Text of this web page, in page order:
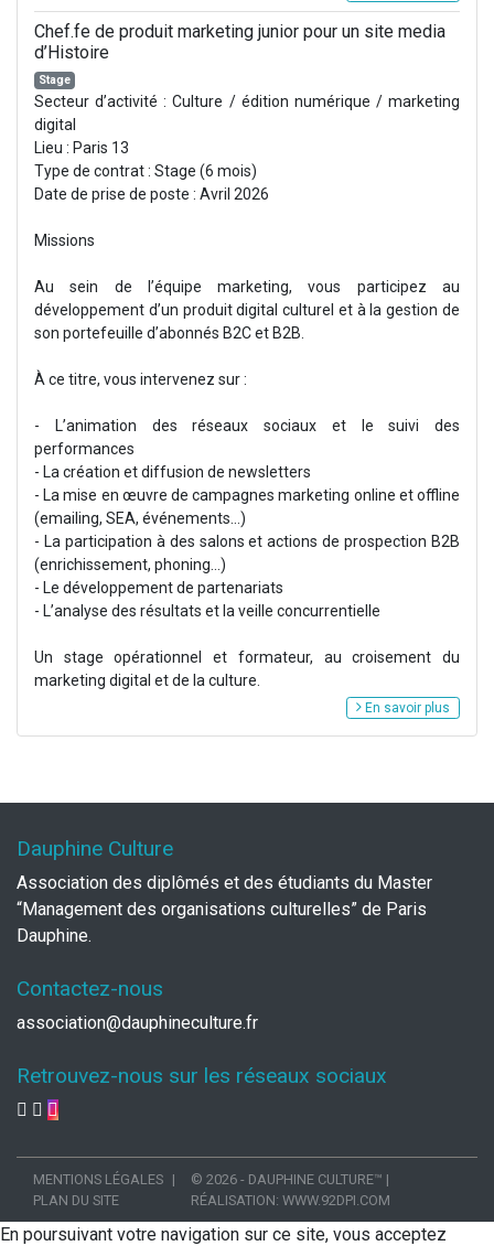
Chef.fe de produit marketing junior pour un site media
d’Histoire
Stage
Secteur d’activité : Culture / édition numérique / marketing
digital
Lieu : Paris 13
Type de contrat : Stage (6 mois)
Date de prise de poste : Avril 2026
Missions
Au sein de l’équipe marketing, vous participez au
développement d’un produit digital culturel et à la gestion de
son portefeuille d’abonnés B2C et B2B.
À ce titre, vous intervenez sur :
- L’animation des réseaux sociaux et le suivi des
performances
- La création et diffusion de newsletters
- La mise en œuvre de campagnes marketing online et offline
(emailing, SEA, événements…)
- La participation à des salons et actions de prospection B2B
(enrichissement, phoning...)
- Le développement de partenariats
- L’analyse des résultats et la veille concurrentielle
Un stage opérationnel et formateur, au croisement du
marketing digital et de la culture.
En savoir plus
Dauphine Culture
Association des diplômés et des étudiants du Master
“Management des organisations culturelles” de Paris
Dauphine.
Contactez-nous
association@dauphineculture.fr
Retrouvez-nous sur les réseaux sociaux
MENTIONS LÉGALES
PLAN DU SITE
© 2026 - DAUPHINE CULTURE™ |
RÉALISATION: WWW.92DPI.COM
En poursuivant votre navigation sur ce site, vous acceptez